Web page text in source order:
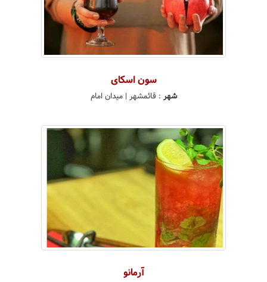
سون اسکای
شهر : قائمشهر | میدان امام
آرمانو